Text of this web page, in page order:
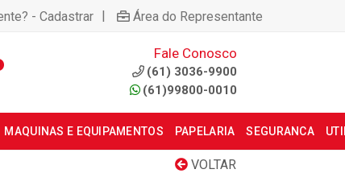
- Cadastrar | Área do Representante
Fale Conosco
(61) 3036-9900
(61)99800-0010
MAQUINAS E EQUIPAMENTOS PAPELARIA SEGURANCA
VOLTAR